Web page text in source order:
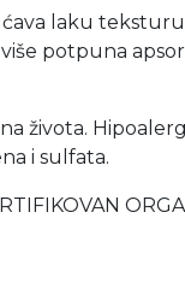
laku
potpuna
života.
i sulfata.